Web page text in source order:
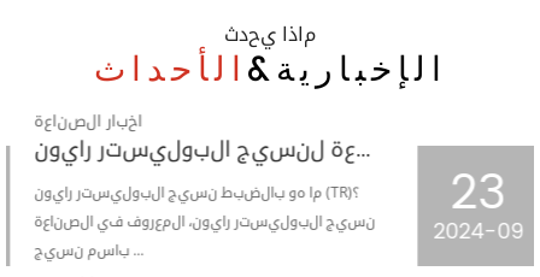
ماذا يحدث
الإخبارية& الأحداث
23
2024-09
عملية التشكيل والدعامات لنسيج الجاكار المحبوك
في السماء المرصعة بالنجوم الشاسعة لصناعة
النسيج، أصبح قماش الجاكار المحبوك ذو